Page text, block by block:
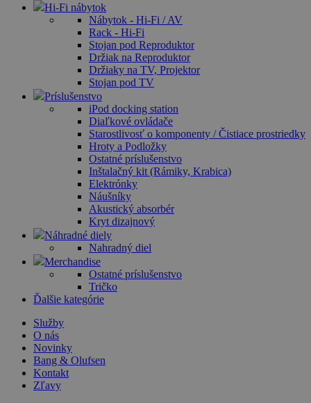
Hi-Fi nábytok
Nábytok - Hi-Fi / AV
Rack - Hi-Fi
Stojan pod Reproduktor
Držiak na Reproduktor
Držiaky na TV, Projektor
Stojan pod TV
Príslušenstvo
iPod docking station
Diaľkové ovládače
Starostlivosť o komponenty / Čistiace prostriedky
Hroty a Podložky
Ostatné príslušenstvo
Inštalačný kit (Rámiky, Krabica)
Elektrónky
Náušníky
Akustický absorbér
Kryt dizajnový
Náhradné diely
Nahradný diel
Merchandise
Ostatné príslušenstvo
Tričko
Ďalšie kategórie
Služby
O nás
Novinky
Bang & Olufsen
Kontakt
Zľavy